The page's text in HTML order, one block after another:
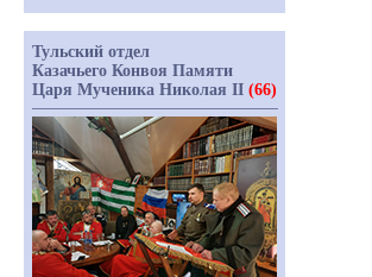
Тульский отдел
Казачьего Конвоя Памяти
Царя Мученика Николая II (66)